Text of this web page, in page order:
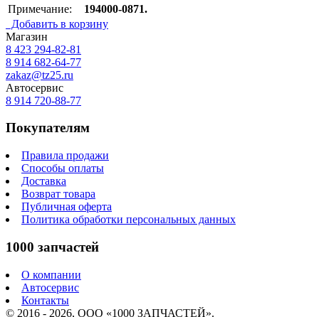
Примечание:
194000-0871.
Добавить в корзину
Магазин
8 423 294-82-81
8 914 682-64-77
zakaz@tz25.ru
Автосервис
8 914 720-88-77
Покупателям
Правила продажи
Способы оплаты
Доставка
Возврат товара
Публичная оферта
Политика обработки персональных данных
1000 запчастей
О компании
Автосервис
Контакты
© 2016 - 2026, ООО «1000 ЗАПЧАСТЕЙ».